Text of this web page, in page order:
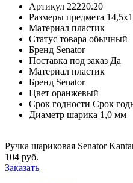
Артикул 22220.20
Размеры предмета
Материал пластик
Статус товара обычный
Бренд Senator
Поставка под заказ Да
Материал пластик
Бренд Senator
Цвет оранжевый
Срок годности Срок
Диаметр шарика 1,0 мм
Ручка шариковая Senator
104 руб.
Заказать